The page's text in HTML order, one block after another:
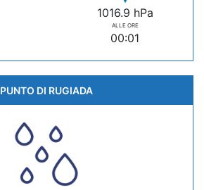
1016.9 hPa
ALLE ORE
00:01
PUNTO DI RUGIADA